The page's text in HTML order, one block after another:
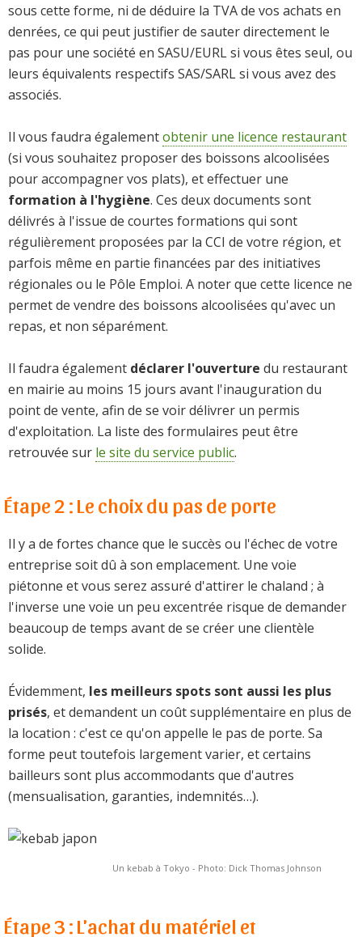
sous cette forme, ni de déduire la TVA de vos achats en
denrées, ce qui peut justifier de sauter directement le
pas pour une société en SASU/EURL si vous êtes seul, ou
leurs équivalents respectifs SAS/SARL si vous avez des
associés.
Il vous faudra égalementobtenir une licence restaurant
(si vous souhaitez proposer des boissons alcoolisées
pour accompagner vos plats), et effectuer une
formation à l'hygiène. Ces deux documents sont
délivrés à l'issue de courtes formations qui sont
régulièrement proposées par la CCI de votre région, et
parfois même en partie financées par des initiatives
régionales ou le Pôle Emploi. A noter que cette licence ne
permet de vendre des boissons alcoolisées qu'avec un
repas, et non séparément.
Il faudra également déclarer l'ouverture du restaurant
en mairie au moins 15 jours avant l'inauguration du
point de vente, afin de se voir délivrer un permis
d'exploitation. La liste des formulaires peut être
retrouvée sur le site du service public.
Étape 2 : Le choix du pas de porte
Il y a de fortes chance que le succès ou l'échec de votre
entreprise soit dû à son emplacement. Une voie
piétonne et vous serez assuré d'attirer le chaland ; à
l'inverse une voie un peu excentrée risque de demander
beaucoup de temps avant de se créer une clientèle
solide.
Évidemment, les meilleurs spots sont aussi les plus
prisés, et demandent un coût supplémentaire en plus de
la location : c'est ce qu'on appelle le pas de porte. Sa
forme peut toutefois largement varier, et certains
bailleurs sont plus accommodants que d'autres
(mensualisation, garanties, indemnités…).
Un kebab à Tokyo - Photo: Dick Thomas Johnson
Étape 3 : L'achat du matériel et